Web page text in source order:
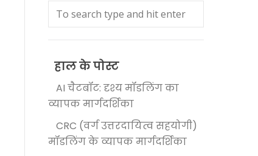
हाल के पोस्ट
AI चैटबॉट: दृश्य मॉडलिंग का
व्यापक मार्गदर्शिका
CRC (वर्ग उत्तरदायित्व सहयोगी)
मॉडलिंग के व्यापक मार्गदर्शिका